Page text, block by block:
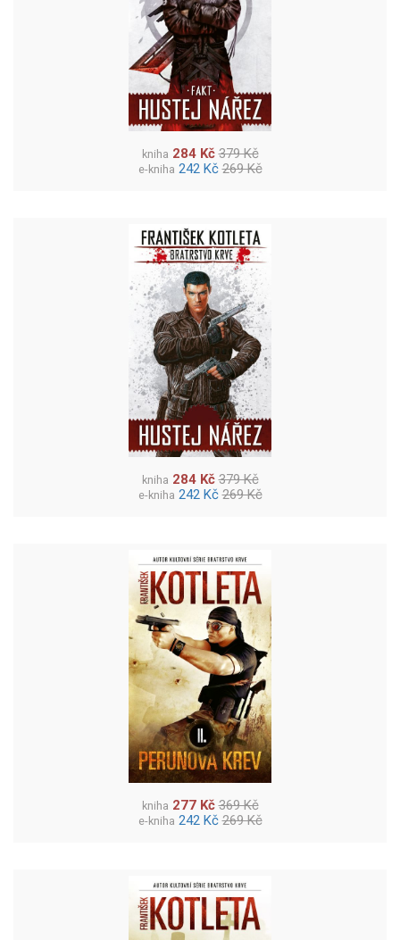
kniha 284 Kč 379 Kč
e-kniha 242 Kč 269 Kč
kniha 284 Kč 379 Kč
e-kniha 242 Kč 269 Kč
kniha 277 Kč 369 Kč
e-kniha 242 Kč 269 Kč